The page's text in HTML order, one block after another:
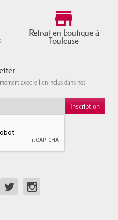
Retrait en boutique à
Toulouse
avec le lien inclus dans nos